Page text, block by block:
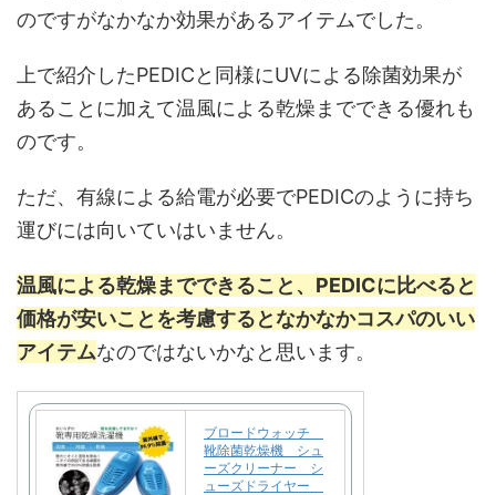
のですがなかなか効果があるアイテムでした。
上で紹介したPEDICと同様にUVによる除菌効果が
あることに加えて温風による乾燥までできる優れも
のです。
ただ、有線による給電が必要でPEDICのように持ち
運びには向いていはいません。
温風による乾燥までできること、PEDICに比べると
価格が安いことを考慮するとなかなかコスパのいい
アイテムなのではないかなと思います。
ブロードウォッチ
靴除菌乾燥機 シュ
ーズクリーナー シ
ューズドライヤー